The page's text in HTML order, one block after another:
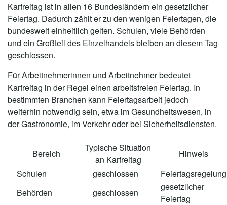
Karfreitag ist in allen 16 Bundesländern ein gesetzlicher
Feiertag. Dadurch zählt er zu den wenigen Feiertagen, die
bundesweit einheitlich gelten. Schulen, viele Behörden
und ein Großteil des Einzelhandels bleiben an diesem Tag
geschlossen.
Für Arbeitnehmerinnen und Arbeitnehmer bedeutet
Karfreitag in der Regel einen arbeitsfreien Feiertag. In
bestimmten Branchen kann Feiertagsarbeit jedoch
weiterhin notwendig sein, etwa im Gesundheitswesen, in
der Gastronomie, im Verkehr oder bei Sicherheitsdiensten.
Bereich
Typische Situation
an Karfreitag
Hinweis
Schulen
geschlossen
Feiertagsregelung
Behörden
geschlossen
gesetzlicher
Feiertag